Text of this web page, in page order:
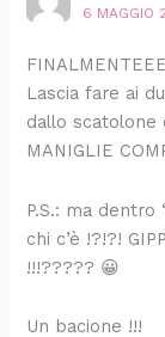
6 MAGGIO
Lascia fare ai
dallo scatolone
MANIGLIE
P.S.: ma
chi c’è !?!?!
!!!????? 😀
Un bacione !!!